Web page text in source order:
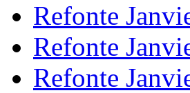
Refonte
Refonte
Refonte